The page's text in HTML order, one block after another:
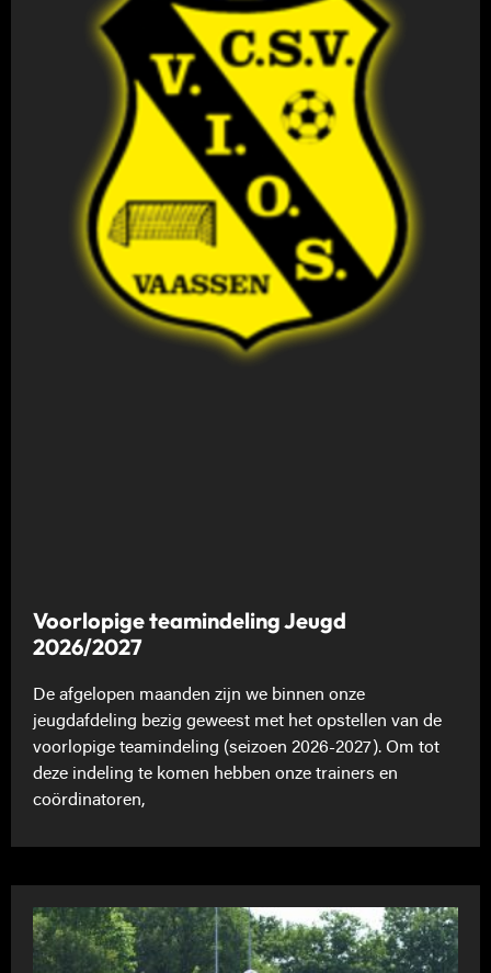
Voorlopige teamindeling Jeugd
2026/2027
De afgelopen maanden zijn we binnen onze
jeugdafdeling bezig geweest met het opstellen van de
voorlopige teamindeling (seizoen 2026-2027). Om tot
deze indeling te komen hebben onze trainers en
coördinatoren,